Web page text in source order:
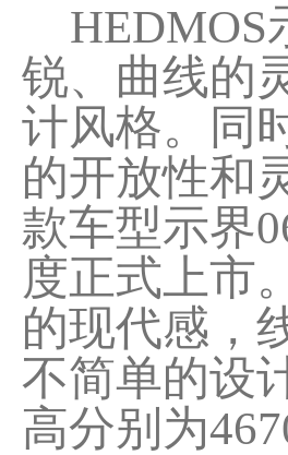
HEDMOS
锐、曲线的
计风格。同
的开放性和
款车型示界
度正式上市
的现代感，
不简单的设
高分别为